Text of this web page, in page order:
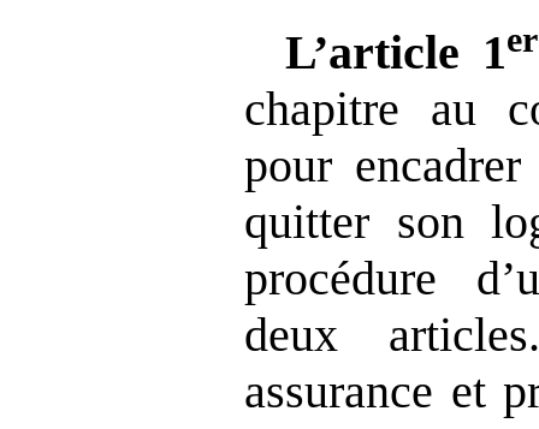
L’article 1er
chapitre au
pour
quitter son
procédure
deux
assurance et